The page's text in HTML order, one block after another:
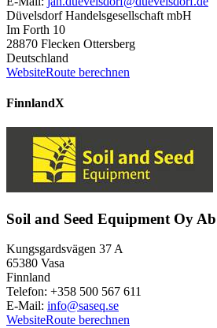
Düvelsdorf Handelsgesellschaft mbH
Im Forth 10
28870 Flecken Ottersberg
Deutschland
WebsiteRoute berechnen
FinnlandX
Soil and Seed Equipment Oy Ab
Kungsgardsvägen 37 A
65380 Vasa
Finnland
Telefon: +358 500 567 611
E-Mail: info@saseq.se
WebsiteRoute berechnen